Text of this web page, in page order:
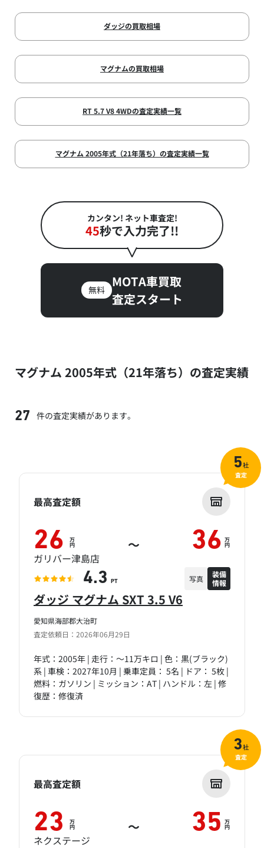
ダッジの買取相場
マグナムの買取相場
RT 5.7 V8 4WDの査定実績一覧
マグナム 2005年式（21年落ち）の査定実績一覧
カンタン! ネット車査定!
45秒で入力完了!!
無料
MOTA車買取
査定スタート
マグナム 2005年式（21年落ち）の査定実績
27 件の査定実績があります。
愛知県海部郡大治町
査定依頼日：2026年06月29日
ダッジ マグナム SXT 3.5 V6
年式：2005年 | 走行：～11万キロ | 色：黒(ブラック)
系 | 車検：2027年10月 | 乗車定員： 5名 | ドア： 5枚 |
燃料：ガソリン | ミッション：AT | ハンドル：左 | 修
復歴：修復済
最高査定額
26 万
円 ～ 36 万
円
ガリバー津島店
4.3 PT 写真
装備
情報
5社
査定
最高査定額
23 万
円 ～ 35 万
円
ネクステージ
3社
査定